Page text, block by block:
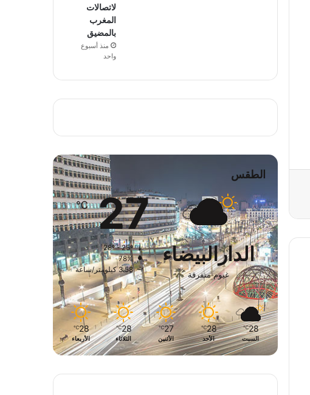
لاتصالات
المغرب
بالمضيق
منذ أسبوع
واحد
الطقس
الدارالبيضاء
غيوم متفرقة
27
℃
28º - 25º
78%
3.58 كيلومتر/ساعة
28
℃
السبت
28
℃
الأحد
27
℃
الأثنين
28
℃
الثلاثاء
28
℃
الأربعاء